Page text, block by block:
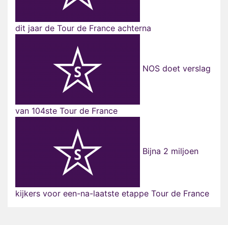
dit jaar de Tour de France achterna
NOS doet verslag
van 104ste Tour de France
Bijna 2 miljoen
kijkers voor een-na-laatste etappe Tour de France